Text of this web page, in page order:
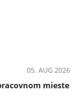
05. AUG 2026
mieste